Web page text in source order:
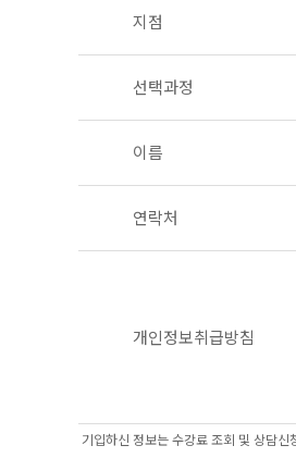
지점
선택과정
이름
연락처
개인정보취급방침
기입하신 정보는 수강료 조회 및 상담